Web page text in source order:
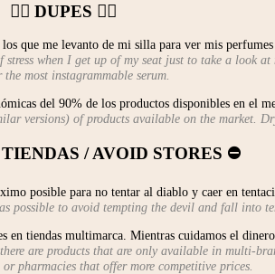
✌🏽 DUPES ✌🏽
que me levanto de mi silla para ver mis
when I get up of my seat just to take a look at
the most instagrammable serum.
del 90% de los productos disponibles en el
versions) of products available on the market.
/ AVOID STORES ⛔️
posible para no tentar al diablo y caer en
possible to avoid tempting the devil and fall into
tiendas multimarca. Mientras cuidamos el
are products that are only available in multi-
pharmacies that offer more competitive prices.